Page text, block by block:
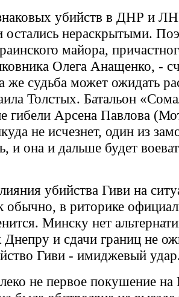
убийств в ДНР и
остались нераскрытыми.
майора,
Олега Анащенко, -
же судьба может ожидать
Толстых. Батальон
гибели Арсена Павлова
не исчезнет, один из
и она и дальше будет
убийства Гиви на
обычно, в риторике
Минску нет
и сдачи границ не
Гиви - имиджевый
не первое покушение